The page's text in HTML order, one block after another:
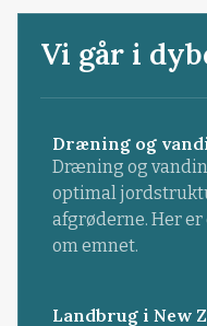
Vi går i
Dræning og
Dræning og
optimal
afgrøderne. Her
om emnet.
Landbrug i New